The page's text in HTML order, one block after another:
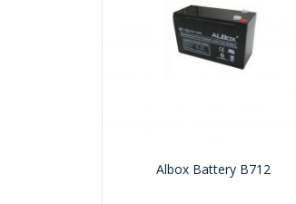
Albox Battery B712
Ready Stock